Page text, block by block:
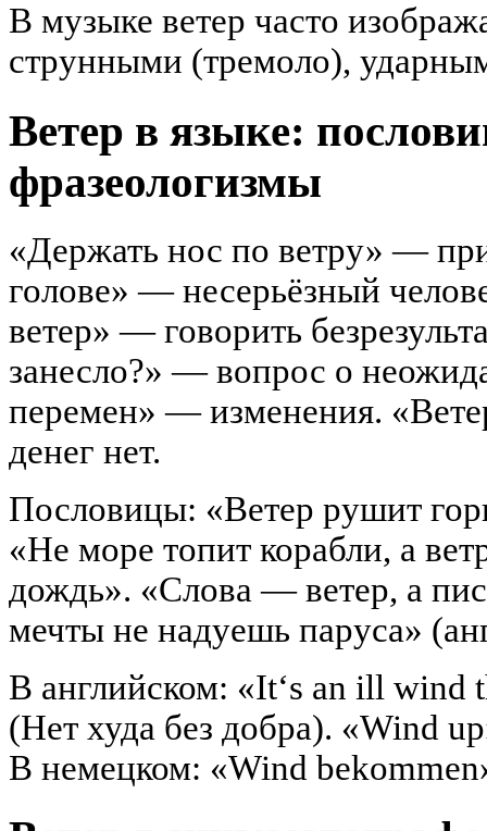
В музыке ветер часто
струнными (тремоло),
Ветер в языке:
фразеологизмы
«Держать нос по ветру» —
голове» — несерьёзный
ветер» — говорить
занесло?» — вопрос о
перемен» — изменения.
денег нет.
Пословицы: «Ветер рушит
«Не море топит корабли, а
дождь». «Слова — ветер, а
мечты не надуешь паруса»
В английском: «It‘s an ill wind
(Нет худа без добра). «Wind
В немецком: «Wind